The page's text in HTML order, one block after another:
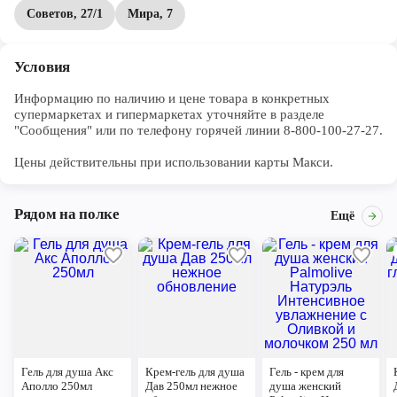
Советов, 27/1 Мира, 7
Условия
Информацию по наличию и цене товара в конкретных
супермаркетах и гипермаркетах уточняйте в разделе
"Сообщения" или по телефону горячей линии 8-800-100-27-27.
Цены действительны при использовании карты Макси.
Рядом на полке Ещё
Гель для душа Акс
Аполло 250мл
Крем-гель для душа
Дав 250мл нежное
Гель - крем для
душа женский